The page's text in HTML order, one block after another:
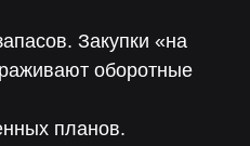
Закупки «на
оборотные
планов.